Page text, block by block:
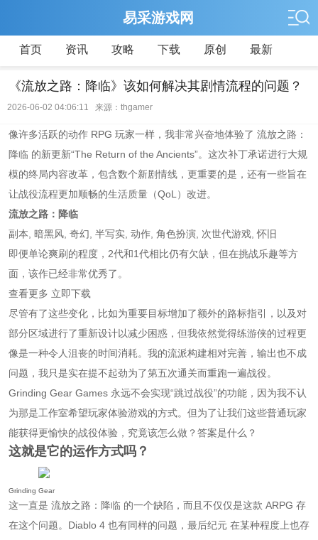
易采游戏网
首页 资讯 攻略 下载 原创 最新
《流放之路：降临》该如何解决其剧情流程的问题？
2026-06-02 04:06:11 来源：thgamer
像许多活跃的动作 RPG 玩家一样，我非常兴奋地体验了 流放之路：
降临 的新更新“The Return of the Ancients”。这次补丁承诺进行大规
模的终局内容改革，包含数个新剧情线，更重要的是，还有一些旨在
让战役流程更加顺畅的生活质量（QoL）改进。
流放之路：降临
副本, 暗黑风, 奇幻, 半写实, 动作, 角色扮演, 次世代游戏, 怀旧
即便单论爽刷的程度，2代和1代相比仍有欠缺，但在挑战乐趣等方
面，该作已经非常优秀了。
查看更多 立即下载
尽管有了这些变化，比如为重要目标增加了额外的路标指引，以及对
部分区域进行了重新设计以减少困惑，但我依然觉得练游侠的过程更
像是一种令人沮丧的时间消耗。我的流派构建相对完善，输出也不成
问题，我只是实在提不起劲为了第五次通关而重跑一遍战役。
Grinding Gear Games 永远不会实现“跳过战役”的功能，因为我不认
为那是工作室希望玩家体验游戏的方式。但为了让我们这些普通玩家
能获得更愉快的战役体验，究竟该怎么做？答案是什么？
这就是它的运作方式吗？
Grinding Gear
这一直是 流放之路：降临 的一个缺陷，而且不仅仅是这款 ARPG 存
在这个问题。Diablo 4 也有同样的问题，最后纪元 在某种程度上也存